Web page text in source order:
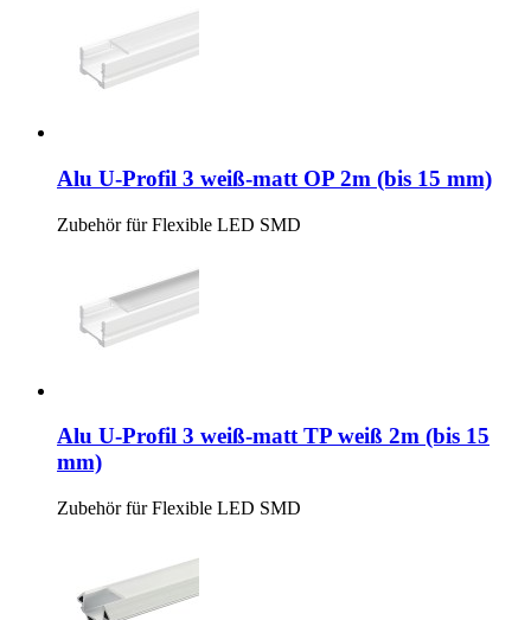
Alu U-Profil 3 weiß-matt OP 2m (bis 15 mm)
Zubehör für Flexible LED SMD
Alu U-Profil 3 weiß-matt TP weiß 2m (bis 15
mm)
Zubehör für Flexible LED SMD